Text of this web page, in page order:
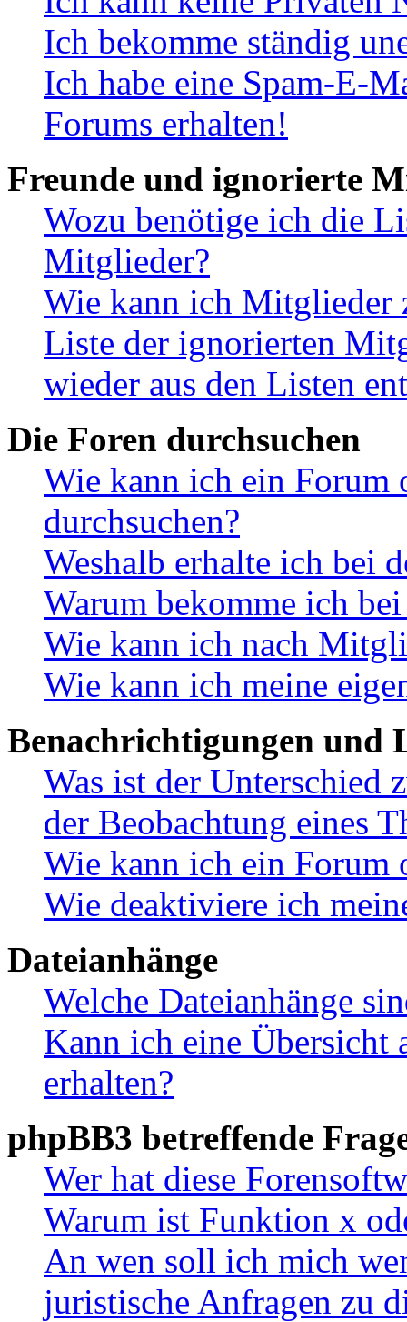
Ich bekomme ständig
Ich habe eine Spam-E-
Forums erhalten!
Freunde und ignorierte
Wozu benötige ich die
Mitglieder?
Wie kann ich Mitglieder
Liste der ignorierten
wieder aus den Listen
Die Foren durchsuchen
Wie kann ich ein Forum
durchsuchen?
Weshalb erhalte ich bei
Warum bekomme ich
Wie kann ich nach
Wie kann ich meine
Benachrichtigungen und
Was ist der Unterschied
der Beobachtung eines
Wie kann ich ein Forum
Wie deaktiviere ich
Dateianhänge
Welche Dateianhänge
Kann ich eine Übersicht
erhalten?
phpBB3 betreffende
Wer hat diese
Warum ist Funktion x
An wen soll ich mich
juristische Anfragen zu